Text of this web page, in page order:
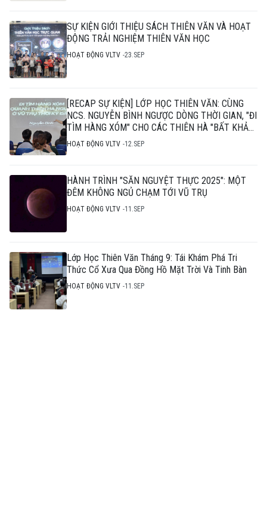
SỰ KIỆN GIỚI THIỆU SÁCH THIÊN VĂN VÀ HOẠT
ĐỘNG TRẢI NGHIỆM THIÊN VĂN HỌC
HOẠT ĐỘNG VLTV 23.SEP
[RECAP SỰ KIỆN] LỚP HỌC THIÊN VĂN: CÙNG
NCS. NGUYỄN BÌNH NGƯỢC DÒNG THỜI GIAN, "ĐI
TÌM HÀNG XÓM" CHO CÁC THIÊN HÀ "BẤT KHẢ
THI"
HOẠT ĐỘNG VLTV 12.SEP
HÀNH TRÌNH "SĂN NGUYỆT THỰC 2025": MỘT
ĐÊM KHÔNG NGỦ CHẠM TỚI VŨ TRỤ
HOẠT ĐỘNG VLTV 11.SEP
Lớp Học Thiên Văn Tháng 9: Tái Khám Phá Tri
Thức Cổ Xưa Qua Đồng Hồ Mặt Trời Và Tinh Bàn
HOẠT ĐỘNG VLTV 11.SEP